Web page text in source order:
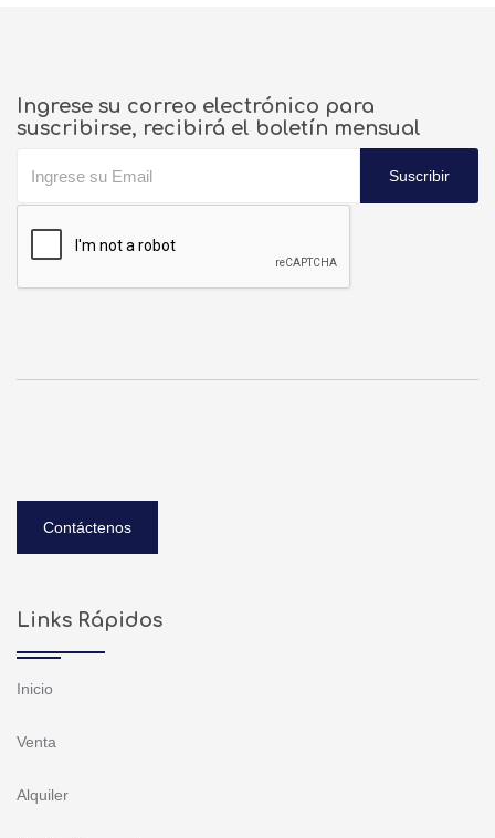
Ingrese su correo electrónico para
suscribirse, recibirá el boletín mensual
Suscribir
Contáctenos
Links Rápidos
Inicio
Venta
Alquiler